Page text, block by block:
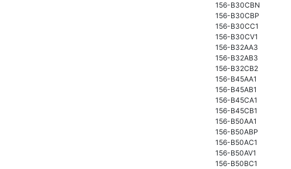
156-B30CBN
156-B30CBP
156-B30CC1
156-B30CV1
156-B32AA3
156-B32AB3
156-B32CB2
156-B45AA1
156-B45AB1
156-B45CA1
156-B45CB1
156-B50AA1
156-B50ABP
156-B50AC1
156-B50AV1
156-B50BC1